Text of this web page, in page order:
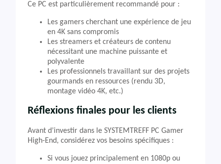
Ce PC est particulièrement recommandé pour :
Les gamers cherchant une expérience de jeu
en 4K sans compromis
Les streamers et créateurs de contenu
nécessitant une machine puissante et
polyvalente
Les professionnels travaillant sur des projets
gourmands en ressources (rendu 3D,
montage vidéo 4K, etc.)
Réflexions finales pour les clients
Avant d’investir dans le SYSTEMTREFF PC Gamer
High-End, considérez vos besoins spécifiques :
Si vous jouez principalement en 1080p ou